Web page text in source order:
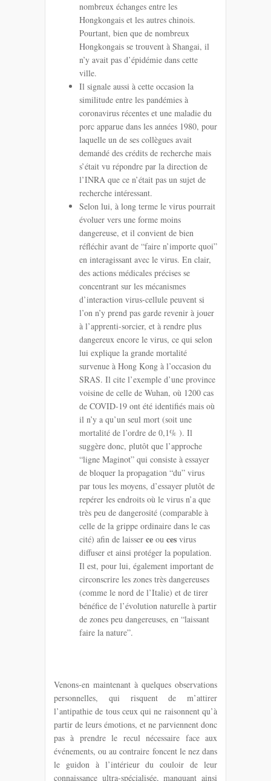
nombreux échanges entre les
Hongkongais et les autres chinois.
Pourtant, bien que de nombreux
Hongkongais se trouvent à Shangai, il
n’y avait pas d’épidémie dans cette
ville.
Il signale aussi à cette occasion la
similitude entre les pandémies à
coronavirus récentes et une maladie du
porc apparue dans les années 1980, pour
laquelle un de ses collègues avait
demandé des crédits de recherche mais
s’était vu répondre par la direction de
l’INRA que ce n’était pas un sujet de
recherche intéressant.
Selon lui, à long terme le virus pourrait
évoluer vers une forme moins
dangereuse, et il convient de bien
réfléchir avant de “faire n’importe quoi”
en interagissant avec le virus. En clair,
des actions médicales précises se
concentrant sur les mécanismes
d’interaction virus-cellule peuvent si
l’on n’y prend pas garde revenir à jouer
à l’apprenti-sorcier, et à rendre plus
dangereux encore le virus, ce qui selon
lui explique la grande mortalité
survenue à Hong Kong à l’occasion du
SRAS. Il cite l’exemple d’une province
voisine de celle de Wuhan, où 1200 cas
de COVID-19 ont été identifiés mais où
il n’y a qu’un seul mort (soit une
mortalité de l’ordre de 0,1% ). Il
suggère donc, plutôt que l’approche
“ligne Maginot” qui consiste à essayer
de bloquer la propagation “du” virus
par tous les moyens, d’essayer plutôt de
repérer les endroits où le virus n’a que
très peu de dangerosité (comparable à
celle de la grippe ordinaire dans le cas
cité) afin de laisser ce ou ces virus
diffuser et ainsi protéger la population.
Il est, pour lui, également important de
circonscrire les zones très dangereuses
(comme le nord de l’Italie) et de tirer
bénéfice de l’évolution naturelle à partir
de zones peu dangereuses, en “laissant
faire la nature”.
Venons-en maintenant à quelques observations
personnelles, qui risquent de m’attirer
l’antipathie de tous ceux qui ne raisonnent qu’à
partir de leurs émotions, et ne parviennent donc
pas à prendre le recul nécessaire face aux
événements, ou au contraire foncent le nez dans
le guidon à l’intérieur du couloir de leur
connaissance ultra-spécialisée, manquant ainsi